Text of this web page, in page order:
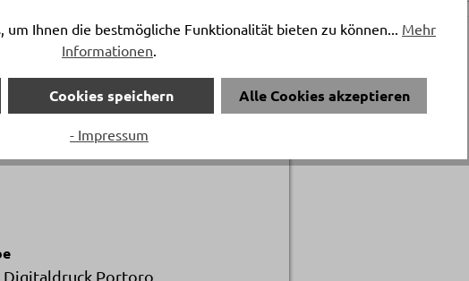
Portoro
um Ihnen die bestmögliche Funktionalität bieten zu können... Mehr
Informationen
Cookies speichern Alle Cookies akzeptieren
- Impressum